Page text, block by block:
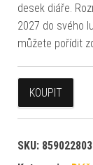
desek diáře.
2027 do svého
můžete pořídit
KOUPIT
SKU: